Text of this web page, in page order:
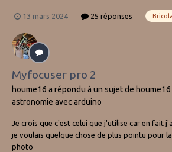
13 mars 2024 25 réponses
Myfocuser pro 2
houme16 a répondu à un sujet de houme16
astronomie avec arduino
Je crois que c'est celui que j'utilise car en fait
je voulais quelque chose de plus pointu pour
photo